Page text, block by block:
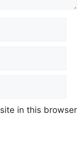
in this browser